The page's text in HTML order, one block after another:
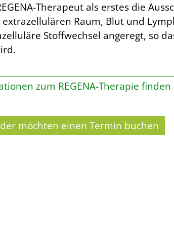
Therapeut als erstes die
Raum, Blut und
Stoffwechsel angeregt, so
zum REGENA-Therapie finden
möchten einen Termin buchen